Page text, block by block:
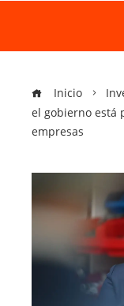
Inicio
el gobierno está
empresas